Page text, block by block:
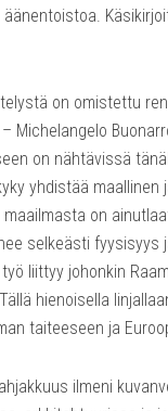
on omistettu
Michelangelo
on nähtävissä
yhdistää maallinen
on
selkeästi fyysisyys
liittyy johonkin
hienoisella
taiteeseen ja
ilmeni